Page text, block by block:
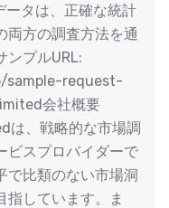
ータは、正確な統計
両方の調査方法を通
ンプルURL:
sample-request-
会社概要
は、戦略的な市場調
ビスプロバイダーで
で比類のない市場洞
指しています。ま